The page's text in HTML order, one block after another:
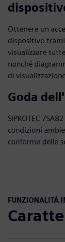
Ottenere un
dispositivo
visualizzare
nonché
di
Goda
SIPROTEC
condizioni
conforme delle
FUNZIONALITÀ